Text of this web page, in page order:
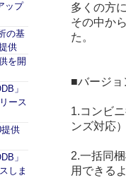
多くの方
その中か
た。
■バージ
1.コンビ
ンズ対応
2.一括同
用できる
ップ
の基
供
を開
」
ース
供
」
しま